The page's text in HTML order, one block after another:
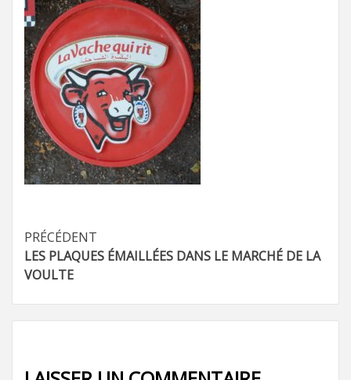
Navigation
d’article
PRÉCÉDENT
LES PLAQUES ÉMAILLÉES DANS LE MARCHÉ DE LA
VOULTE